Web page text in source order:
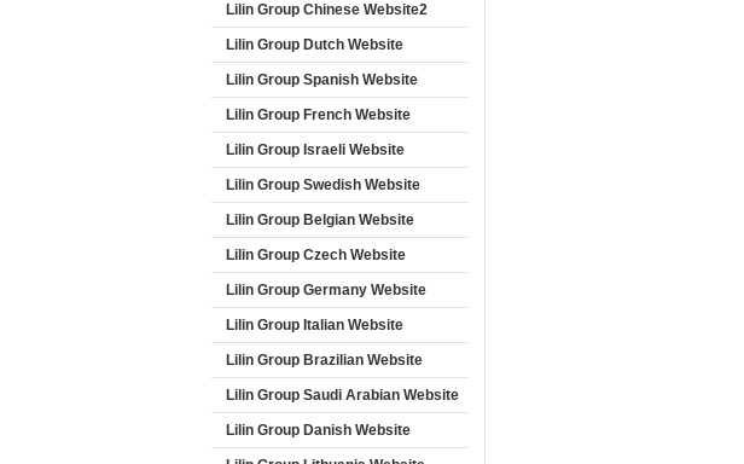
Lilin Group Chinese Website2
Lilin Group Dutch Website
Lilin Group Spanish Website
Lilin Group French Website
Lilin Group Israeli Website
Lilin Group Swedish Website
Lilin Group Belgian Website
Lilin Group Czech Website
Lilin Group Germany Website
Lilin Group Italian Website
Lilin Group Brazilian Website
Lilin Group Saudi Arabian Website
Lilin Group Danish Website